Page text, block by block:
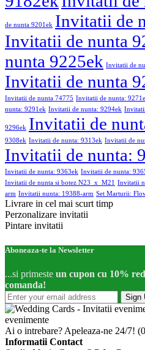
de nunta 9201ek Invitatii de
Invitatii de nunta
nunta 9225ek Invitatii de
Invitatii de nunta
Invitatii de nunta 74775 Invitatii de nunta:
nunta: 9291ek Invitatii de nunta: 9294ek
9296ek Invitatii de
9308ek Invitatii de nunta: 9313ek Invitatii de
Invitatii de nunta:
Invitatii de nunta: 9363ek Invitatii de nunta:
Invitatii de nunta si botez N23_x_M21 Invitatii
arm Invitatii nunta: 19388-arm Set Marturii:
Livrare in cel mai scurt timp
Perzonalizare invitatii
Pintare invitatii
Aboneaza-te la Newsletter
...si primeste un cupon cu 10%
comanda!
Sign
Ai o intrebare? Apeleaza-ne 24/7!
Informatii Contact